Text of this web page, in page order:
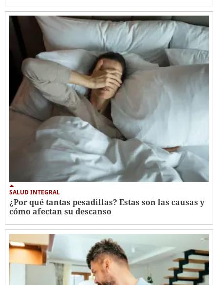
SALUD INTEGRAL
¿Por qué tantas pesadillas? Estas son las causas y
cómo afectan su descanso